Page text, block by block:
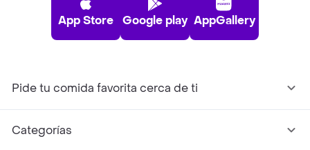
App Store Google play AppGallery
Pide tu comida favorita cerca de ti
Categorías